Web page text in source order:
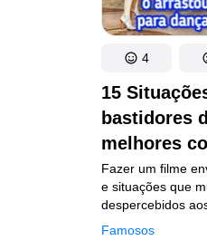
15
bastidores
melhores
Famosos
Fazer um filme
e situações que
despercebidos
trabalha com
acontecem
4